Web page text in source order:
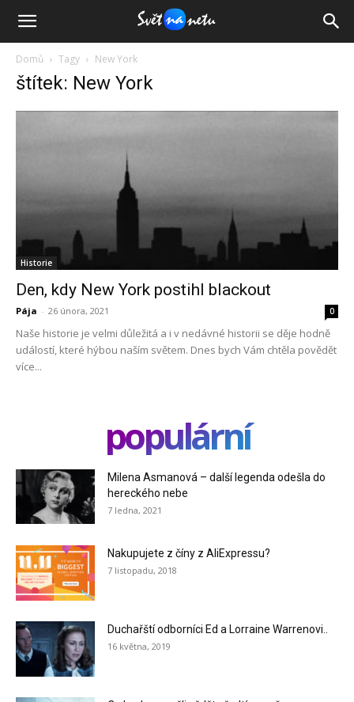
Domů Tagy New York
štítek: New York
Historie
Den, kdy New York postihl blackout
Pája - 26 února, 2021 0
Naše historie je velmi důležitá a i v nedávné historii se děje hodně
událostí, které hýbou naším světem. Dnes bych Vám chtěla povědět
více...
populární
Milena Asmanová – další legenda odešla do
hereckého nebe
7 ledna, 2021
Nakupujete z číny z AliExpressu?
7 listopadu, 2018
Duchařští odborníci Ed a Lorraine Warrenovi..
16 května, 2019